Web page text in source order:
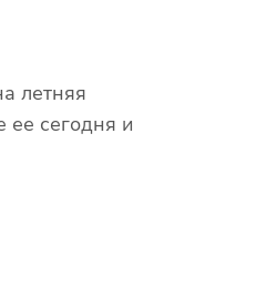
летняя
ее сегодня и